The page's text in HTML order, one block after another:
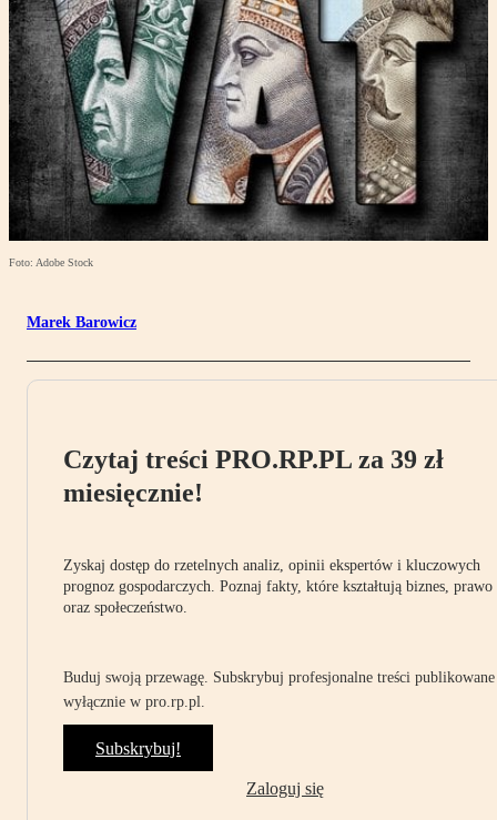
Foto: Adobe Stock
Marek Barowicz
Czytaj treści PRO.RP.PL za 39 zł
miesięcznie!
Zyskaj dostęp do rzetelnych analiz, opinii ekspertów i kluczowych
prognoz gospodarczych. Poznaj fakty, które kształtują biznes, prawo
oraz społeczeństwo.
Buduj swoją przewagę. Subskrybuj profesjonalne treści publikowane
wyłącznie w pro.rp.pl.
Subskrybuj!
Zaloguj się